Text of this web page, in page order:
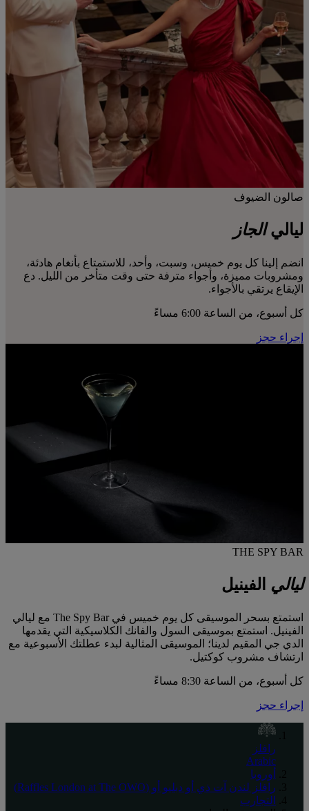
صالون الضيوف
لياليالجاز
انضم إلينا كل يوم خميس، وسبت، وأحد، للاستمتاع بأنغام هادئة،
ومشروبات مميزة، وأجواء مترفة حتى وقت متأخر من الليل. دع
الإيقاع يرتقي بالأجواء.
كل أسبوع، من الساعة 6:00 مساءً
إجراء حجز
THE SPY BAR
ليالي الفينيل
استمتع بسحر الموسيقى كل يوم خميس في The Spy Bar مع ليالي
الفينيل. استمتع بموسيقى السول والفانك الكلاسيكية التي يقدمها
الدي جي المقيم لدينا؛ الموسيقى المثالية لبدء عطلتك الأسبوعية مع
ارتشاف مشروب كوكتيل.
كل أسبوع، من الساعة 8:30 مساءً
إجراء حجز
رافلز
Arabic
أوروبا
رافلز لندن آت ذي أو دبليو أو (Raffles London at The OWO)
التجارب